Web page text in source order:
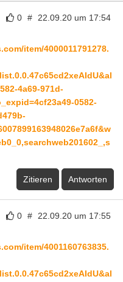
0 # 22.09.20 um 17:54
item/4000011791278.
4a69-971d-
0582-
Zitieren Antworten
0 # 22.09.20 um 17:55
item/4001160763835.